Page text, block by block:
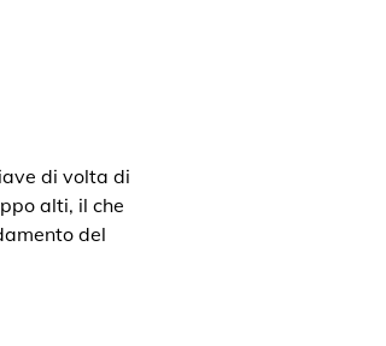
di volta di
alti, il che
del